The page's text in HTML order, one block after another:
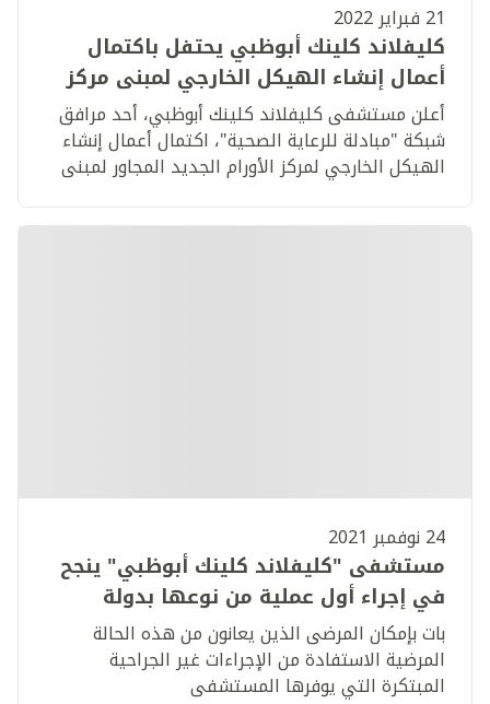
21 فبراير 2022
كليفلاند كلينك أبوظبي يحتفل باكتمال
أعمال إنشاء الهيكل الخارجي لمبنى مركز
الأورام الجديد
أعلن مستشفى كليفلاند كلينك أبوظبي، أحد مرافق
شبكة "مبادلة للرعاية الصحية"، اكتمال أعمال إنشاء
الهيكل الخارجي لمركز الأورام الجديد المجاور لمبنى
24 نوفمبر 2021
مستشفى "كليفلاند كلينك أبوظبي" ينجح
في إجراء أول عملية من نوعها بدولة
الإمارات لعلاج ارتجاع الصمام ثلاثي الشُرف
بات بإمكان المرضى الذين يعانون من هذه الحالة
المرضية الاستفادة من الإجراءات غير الجراحية
المبتكرة التي يوفرها المستشفى